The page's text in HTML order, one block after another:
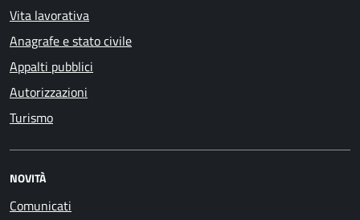
Vita lavorativa
Anagrafe e stato civile
Appalti pubblici
Autorizzazioni
Turismo
NOVITÀ
Comunicati